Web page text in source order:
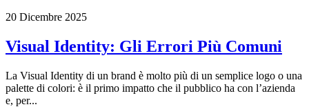
20 Dicembre 2025
Visual Identity: Gli Errori Più Comuni
La Visual Identity di un brand è molto più di un semplice logo o una
palette di colori: è il primo impatto che il pubblico ha con l’azienda
e, per...